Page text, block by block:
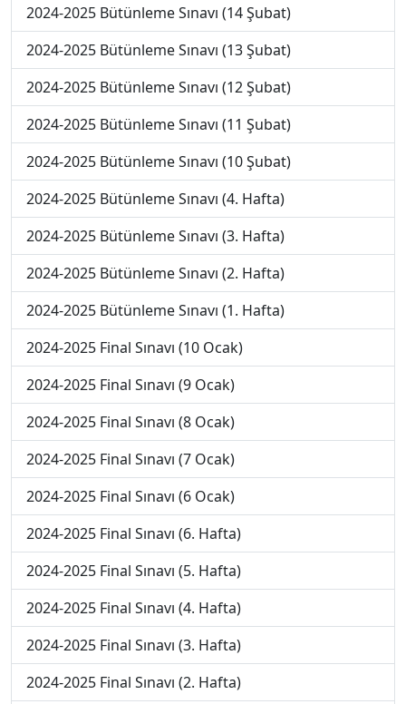
2024-2025 Bütünleme Sınavı (14 Şubat)
2024-2025 Bütünleme Sınavı (13 Şubat)
2024-2025 Bütünleme Sınavı (12 Şubat)
2024-2025 Bütünleme Sınavı (11 Şubat)
2024-2025 Bütünleme Sınavı (10 Şubat)
2024-2025 Bütünleme Sınavı (4. Hafta)
2024-2025 Bütünleme Sınavı (3. Hafta)
2024-2025 Bütünleme Sınavı (2. Hafta)
2024-2025 Bütünleme Sınavı (1. Hafta)
2024-2025 Final Sınavı (10 Ocak)
2024-2025 Final Sınavı (9 Ocak)
2024-2025 Final Sınavı (8 Ocak)
2024-2025 Final Sınavı (7 Ocak)
2024-2025 Final Sınavı (6 Ocak)
2024-2025 Final Sınavı (6. Hafta)
2024-2025 Final Sınavı (5. Hafta)
2024-2025 Final Sınavı (4. Hafta)
2024-2025 Final Sınavı (3. Hafta)
2024-2025 Final Sınavı (2. Hafta)